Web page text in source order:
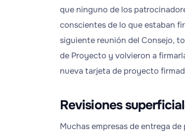
que ninguno de los
conscientes de lo que estaban
siguiente reunión del Consejo,
de Proyecto y volvieron a
nueva tarjeta de proyecto
Revisiones
Muchas empresas de entrega